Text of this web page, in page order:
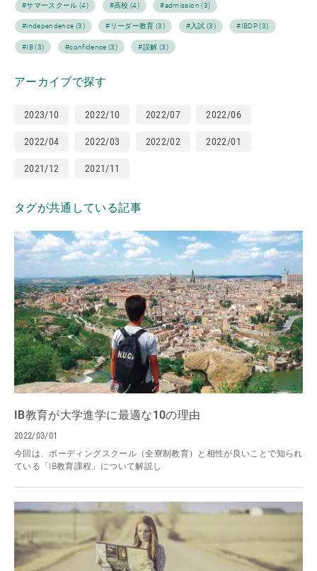
#サマースクール (4) #高校 (4) #admission (3)
#independence (3) #リーダー教育 (3) #入試 (3) #IBDP (3)
#IB (3) #confidence (3) #誤解 (3)
アーカイブで探す
2023/10 2022/10 2022/07 2022/06
2022/04 2022/03 2022/02 2022/01
2021/12 2021/11
タグが共通している記事
IB教育が大学進学に最適な10の理由
2022/03/01
今回は、ボーディングスクール（全寮制教育）と相性が良いことで知られ
ている「IB教育課程」について解説し